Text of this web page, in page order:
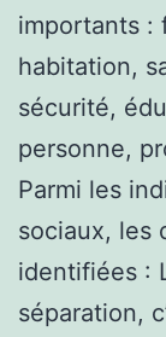
importants :
habitation,
sécurité,
personne,
Parmi les
sociaux, les
identifiées :
séparation,